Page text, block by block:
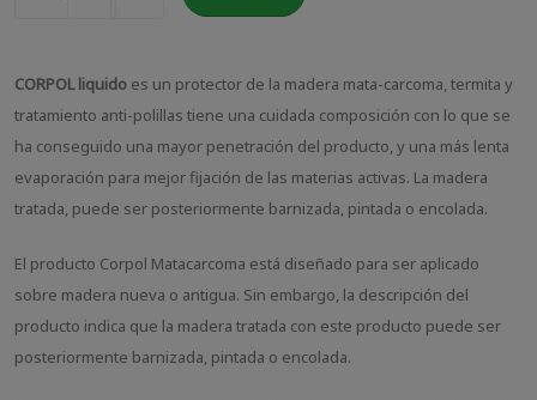
CORPOL liquido es un protector de la madera mata-carcoma, termita y
tratamiento anti-polillas tiene una cuidada composición con lo que se
ha conseguido una mayor penetración del producto, y una más lenta
evaporación para mejor fijación de las materias activas. La madera
tratada, puede ser posteriormente barnizada, pintada o encolada.
El producto Corpol Matacarcoma está diseñado para ser aplicado
sobre madera nueva o antigua. Sin embargo, la descripción del
producto indica que la madera tratada con este producto puede ser
posteriormente barnizada, pintada o encolada.